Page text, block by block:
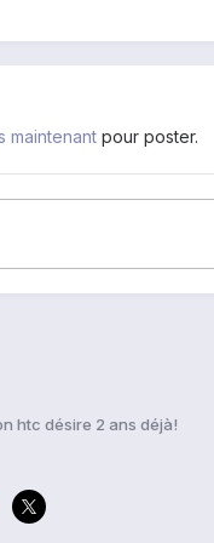
maintenant pour poster.
htc désire 2 ans déjà!